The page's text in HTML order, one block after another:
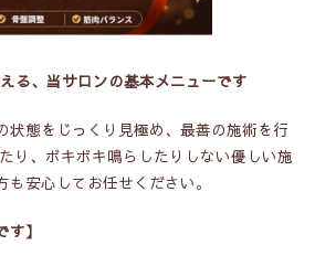
る、当サロンの基本メニューです
状態をじっくり見極め、最善の施術を行
り、ボキボキ鳴らしたりしない優しい施
安心してお任せください。
】